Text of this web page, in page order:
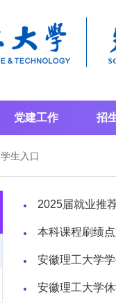
党建工作 招
学生入口
2025届就业推
本科课程刷绩
安徽理工大学
安徽理工大学